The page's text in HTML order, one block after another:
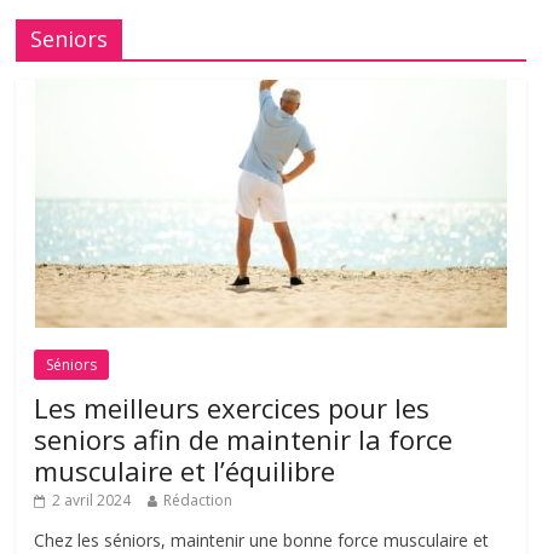
Seniors
Séniors
Les meilleurs exercices pour les
seniors afin de maintenir la force
musculaire et l’équilibre
2 avril 2024 Rédaction
Chez les séniors, maintenir une bonne force musculaire et